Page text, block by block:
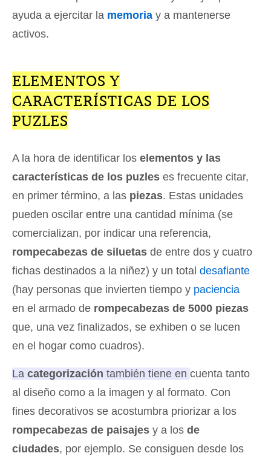
ayuda a ejercitar la memoria y a mantenerse
activos.
ELEMENTOS Y
CARACTERÍSTICAS DE LOS
PUZLES
A la hora de identificar los elementos y las
características de los puzles es frecuente citar,
en primer término, a las piezas. Estas unidades
pueden oscilar entre una cantidad mínima (se
comercializan, por indicar una referencia,
rompecabezas de siluetas de entre dos y cuatro
fichas destinados a la niñez) y un total desafiante
(hay personas que invierten tiempo y paciencia
en el armado de rompecabezas de 5000 piezas
que, una vez finalizados, se exhiben o se lucen
en el hogar como cuadros).
La categorización también tiene en cuenta tanto
al diseño como a la imagen y al formato. Con
fines decorativos se acostumbra priorizar a los
rompecabezas de paisajes y a los de
ciudades, por ejemplo. Se consiguen desde los